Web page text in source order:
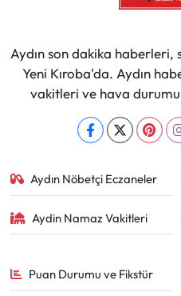
Aydın son dakika
Yeni Kıroba'da. Aydın
vakitleri ve hava
Aydın Nöbetçi Eczaneler
Aydin Namaz Vakitleri
Puan Durumu ve Fikstür